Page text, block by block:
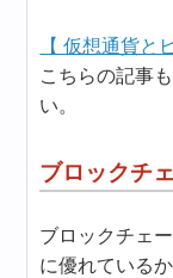
【 仮想通貨と
こちらの記事
い。
ブロックチ
ブロックチェ
に優れている